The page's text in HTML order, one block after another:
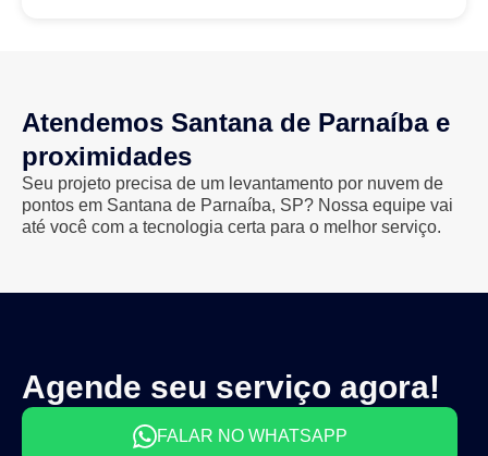
Atendemos Santana de Parnaíba e
proximidades
Seu projeto precisa de um levantamento por nuvem de
pontos em Santana de Parnaíba, SP? Nossa equipe vai
até você com a tecnologia certa para o melhor serviço.
Agende seu serviço agora!
FALAR NO WHATSAPP